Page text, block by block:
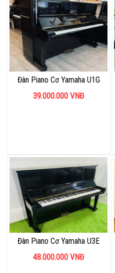
Đàn Piano Cơ Yamaha U1G
39.000.000 VNĐ
Đàn Piano Cơ Yamaha U3E
48.000.000 VNĐ